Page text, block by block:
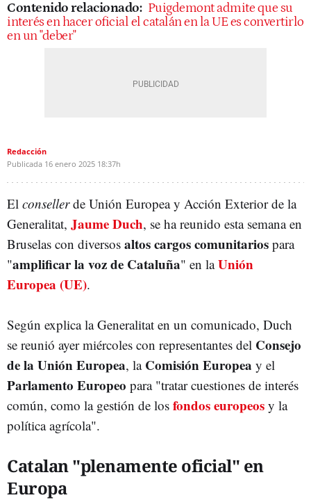
Contenido relacionado: Puigdemont admite que su
interés en hacer oficial el catalán en la UE es convertirlo
en un "deber"
Redacción
Publicada 16 enero 2025 18:37h
El consellerde Unión Europea y Acción Exterior de la
Generalitat, Jaume Duch, se ha reunido esta semana en
Bruselas con diversos altos cargos comunitarios para
"amplificar la voz de Cataluña" en laUnión
Europea (UE).
Según explica la Generalitat en un comunicado, Duch
se reunió ayer miércoles con representantes del Consejo
de la Unión Europea, la Comisión Europea y el
Parlamento Europeo para "tratar cuestiones de interés
común, como la gestión de los fondos europeos y la
política agrícola".
Catalan "plenamente oficial" en
Europa